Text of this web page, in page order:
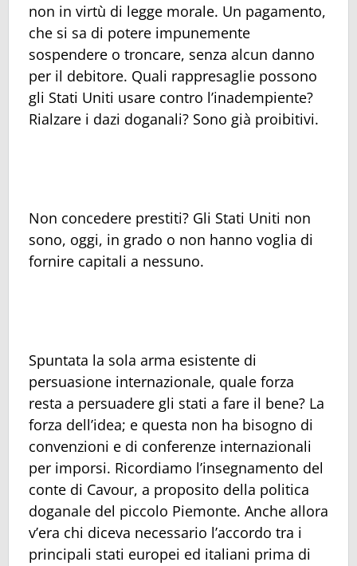
non in virtù di legge morale. Un pagamento,
che si sa di potere impunemente
sospendere o troncare, senza alcun danno
per il debitore. Quali rappresaglie possono
gli Stati Uniti usare contro l’inadempiente?
Rialzare i dazi doganali? Sono già proibitivi.
Non concedere prestiti? Gli Stati Uniti non
sono, oggi, in grado o non hanno voglia di
fornire capitali a nessuno.
Spuntata la sola arma esistente di
persuasione internazionale, quale forza
resta a persuadere gli stati a fare il bene? La
forza dell’idea; e questa non ha bisogno di
convenzioni e di conferenze internazionali
per imporsi. Ricordiamo l’insegnamento del
conte di Cavour, a proposito della politica
doganale del piccolo Piemonte. Anche allora
v’era chi diceva necessario l’accordo tra i
principali stati europei ed italiani prima di